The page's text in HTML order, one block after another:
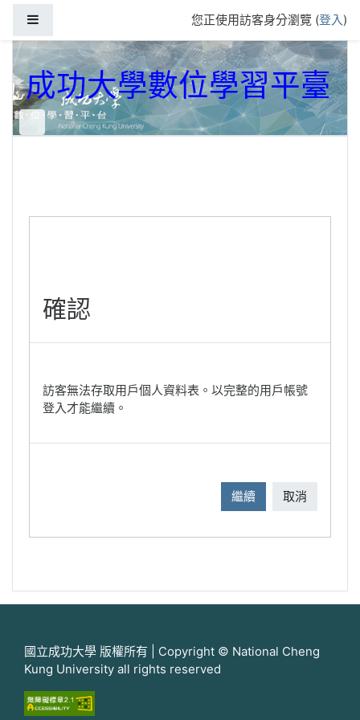
您正使用訪客身分瀏覽 (登入)
成功大學數位學習平臺
確認
訪客無法存取用戶個人資料表。以完整的用戶帳號
登入才能繼續。
繼續 取消
國立成功大學 版權所有 | Copyright © National Cheng
Kung University all rights reserved